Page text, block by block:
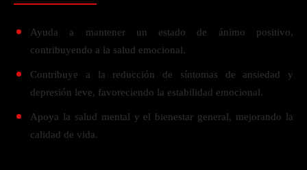
Ayuda a mantener un estado de ánimo positivo,
contribuyendo a la salud emocional.
Contribuye a la reducción de síntomas de ansiedad y
depresión leve, favoreciendo la estabilidad emocional.
Apoya la salud mental y el bienestar general, mejorando la
calidad de vida.